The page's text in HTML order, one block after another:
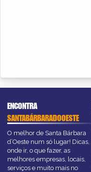
ENCONTRA
SANTABÁRBARADOOESTE
O melhor de Santa Bárbara
d’Oeste num só lugar! Dicas,
onde ir, o que fazer, as
melhores empresas, locais,
serviços e muito mais no